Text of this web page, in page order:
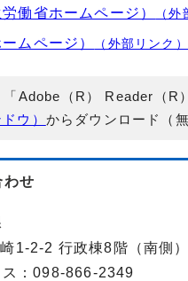
働省ホームページ） （外
ムページ） （外部リンク）
Adobe（R） Reader（R
ウ） からダウンロード（
わせ
1-2-2 行政棟8階（南側）
：098-866-2349